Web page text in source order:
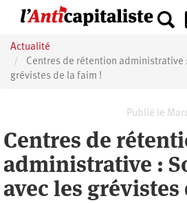
principal
Actualité
Centres de rétention administrative
grévistes de la faim !
Publié le
Centres de
administrative :
avec les